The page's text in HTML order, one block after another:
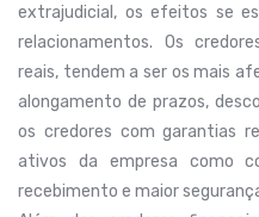
extrajudicial, os efeitos se
relacionamentos. Os
reais, tendem a ser os mais
alongamento de prazos,
os credores com garantias
ativos da empresa como
recebimento e maior